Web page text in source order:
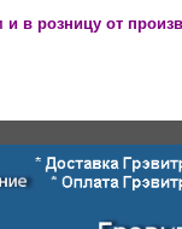
в розницу от